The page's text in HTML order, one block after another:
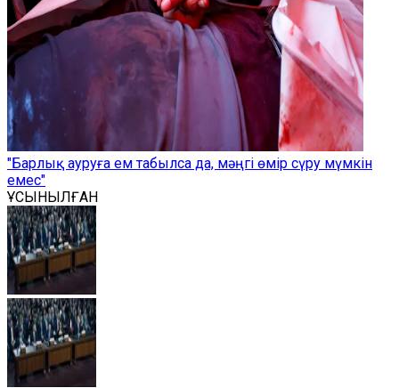
"Барлық ауруға ем табылса да, мәңгі өмір сүру мүмкін
емес"
ҰСЫНЫЛҒАН